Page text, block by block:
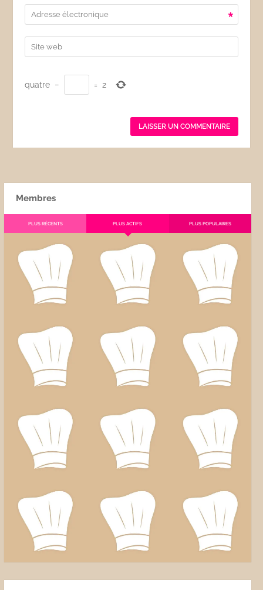
*
quatre − = 2
Membres
PLUS RÉCENTS PLUS ACTIFS PLUS POPULAIRES